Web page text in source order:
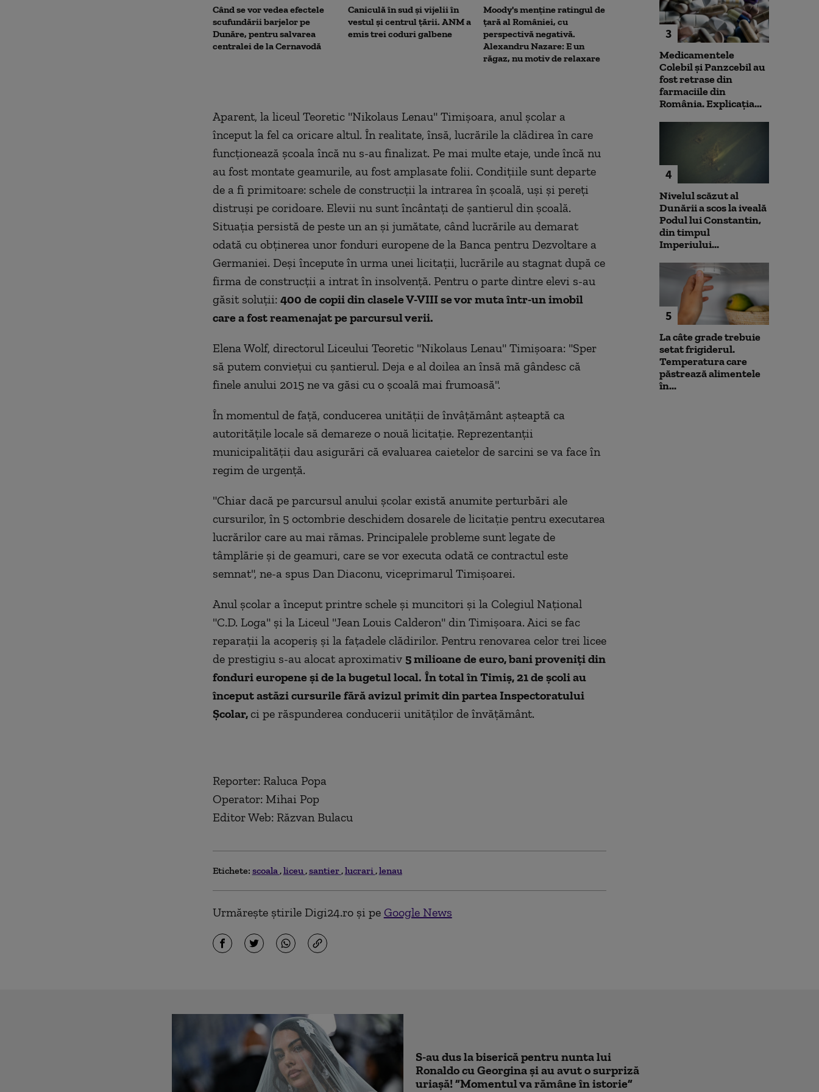
Când se vor vedea efectele
scufundării barjelor pe
Dunăre, pentru salvarea
centralei de la Cernavodă
Caniculă în sud și vijelii în
vestul și centrul țării. ANM a
emis trei coduri galbene
Moody's menține ratingul de
țară al României, cu
perspectivă negativă.
Alexandru Nazare: E un
răgaz, nu motiv de relaxare
De ce nu ajută ploile de vară
la diminuarea secetei.
Climatolog: Sunt distribuite
neuniform și nu acolo unde
este nevoie mai mare
Nicușor Dan
că România își
obiectivul
moneda euro:
prioritizat”
Aparent, la liceul Teoretic "Nikolaus Lenau" Timișoara, anul școlar a
început la fel ca oricare altul. În realitate, însă, lucrările la clădirea în care
funcționează şcoala încă nu s-au finalizat. Pe mai multe etaje, unde încă nu
au fost montate geamurile, au fost amplasate folii. Condițiile sunt departe
de a fi primitoare: schele de construcții la intrarea în școală, uși şi pereţi
distruşi pe coridoare. Elevii nu sunt încântaţi de şantierul din şcoală.
Situația persistă de peste un an şi jumătate, când lucrările au demarat
odată cu obținerea unor fonduri europene de la Banca pentru Dezvoltare a
Germaniei. Deși începute în urma unei licitații, lucrările au stagnat după ce
firma de construcții a intrat în insolvență. Pentru o parte dintre elevi s-au
găsit soluții: 400 de copii din clasele V-VIII se vor muta într-un imobil
care a fost reamenajat pe parcursul verii.
Elena Wolf, directorul Liceului Teoretic "Nikolaus Lenau" Timișoara: "Sper
să putem conviețui cu șantierul. Deja e al doilea an însă mă gândesc că
finele anului 2015 ne va găsi cu o școală mai frumoasă".
În momentul de față, conducerea unității de învâțământ așteaptă ca
autoritățile locale să demareze o nouă licitație. Reprezentanții
municipalității dau asigurări că evaluarea caietelor de sarcini se va face în
regim de urgență.
"Chiar dacă pe parcursul anului școlar există anumite perturbări ale
cursurilor, în 5 octombrie deschidem dosarele de licitație pentru executarea
lucrărilor care au mai rămas. Principalele probleme sunt legate de
tâmplărie și de geamuri, care se vor executa odată ce contractul este
semnat", ne-a spus Dan Diaconu, viceprimarul Timișoarei.
Anul școlar a început printre schele şi muncitori şi la Colegiul Național
"C.D. Loga" și la Liceul "Jean Louis Calderon" din Timișoara. Aici se fac
reparații la acoperiș și la fațadele clădirilor. Pentru renovarea celor trei licee
de prestigiu s-au alocat aproximativ 5 milioane de euro, bani proveniți din
fonduri europene și de la bugetul local. În total în Timiș, 21 de școli au
început astăzi cursurile fără avizul primit din partea Inspectoratului
Școlar,ci pe răspunderea conducerii unităților de învățământ.
Reporter: Raluca Popa
Operator: Mihai Pop
Editor Web: Răzvan Bulacu
Etichete: scoala liceu santier lucrari lenau
Urmărește știrile Digi24.ro și pe Google News
3
Medicamentele
Colebil și Panzcebil au
fost retrase din
farmaciile din
România. Explicația...
4
Nivelul scăzut al
Dunării a scos la iveală
Podul lui Constantin,
din timpul
Imperiului...
5
La câte grade trebuie
setat frigiderul.
Temperatura care
păstrează alimentele
în...
S-au dus la biserică pentru nunta lui
Ronaldo cu Georgina și au avut o surpriză
uriașă! ”Momentul va rămâne în istorie”